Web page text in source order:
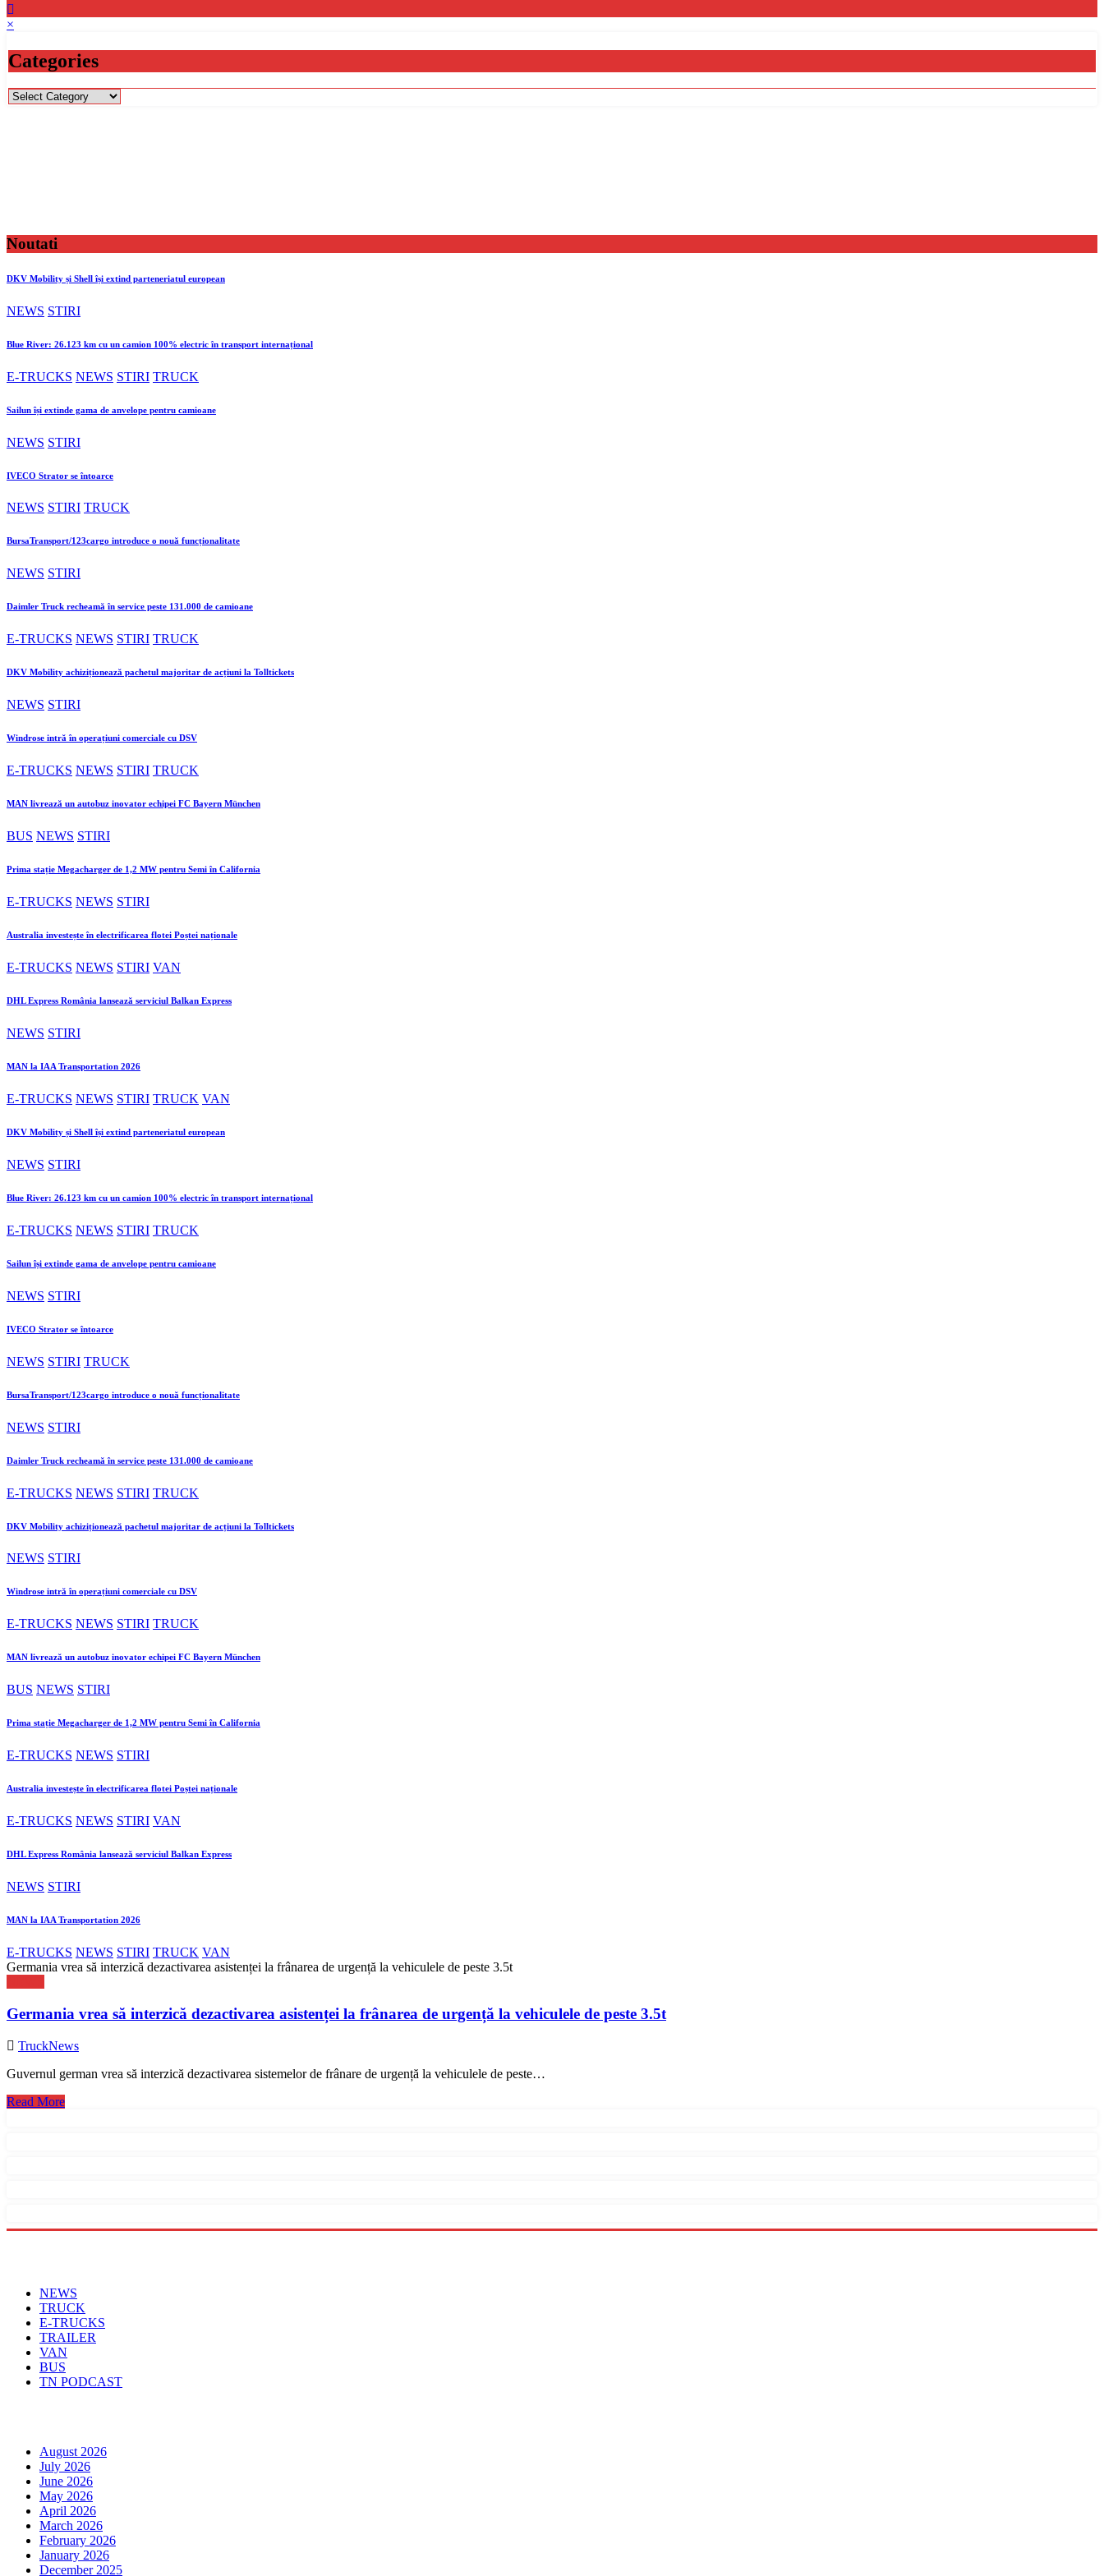
×
Categories
Categories
Noutati
DKV Mobility și Shell își extind parteneriatul european
NEWS STIRI
Blue River: 26.123 km cu un camion 100% electric în transport internațional
E-TRUCKS NEWS STIRI TRUCK
Sailun își extinde gama de anvelope pentru camioane
NEWS STIRI
IVECO Strator se întoarce
NEWS STIRI TRUCK
BursaTransport/123cargo introduce o nouă funcționalitate
NEWS STIRI
Daimler Truck recheamă în service peste 131.000 de camioane
E-TRUCKS NEWS STIRI TRUCK
DKV Mobility achiziționează pachetul majoritar de acțiuni la Tolltickets
NEWS STIRI
Windrose intră în operațiuni comerciale cu DSV
E-TRUCKS NEWS STIRI TRUCK
MAN livrează un autobuz inovator echipei FC Bayern München
BUS NEWS STIRI
Prima stație Megacharger de 1,2 MW pentru Semi în California
E-TRUCKS NEWS STIRI
Australia investește în electrificarea flotei Poștei naționale
E-TRUCKS NEWS STIRI VAN
DHL Express România lansează serviciul Balkan Express
NEWS STIRI
MAN la IAA Transportation 2026
E-TRUCKS NEWS STIRI TRUCK VAN
DKV Mobility și Shell își extind parteneriatul european
NEWS STIRI
Blue River: 26.123 km cu un camion 100% electric în transport internațional
E-TRUCKS NEWS STIRI TRUCK
Sailun își extinde gama de anvelope pentru camioane
NEWS STIRI
IVECO Strator se întoarce
NEWS STIRI TRUCK
BursaTransport/123cargo introduce o nouă funcționalitate
NEWS STIRI
Daimler Truck recheamă în service peste 131.000 de camioane
E-TRUCKS NEWS STIRI TRUCK
DKV Mobility achiziționează pachetul majoritar de acțiuni la Tolltickets
NEWS STIRI
Windrose intră în operațiuni comerciale cu DSV
E-TRUCKS NEWS STIRI TRUCK
MAN livrează un autobuz inovator echipei FC Bayern München
BUS NEWS STIRI
Prima stație Megacharger de 1,2 MW pentru Semi în California
E-TRUCKS NEWS STIRI
Australia investește în electrificarea flotei Poștei naționale
E-TRUCKS NEWS STIRI VAN
DHL Express România lansează serviciul Balkan Express
NEWS STIRI
MAN la IAA Transportation 2026
E-TRUCKS NEWS STIRI TRUCK VAN
Germania vrea să interzică dezactivarea asistenței la frânarea de urgență la vehiculele de peste 3.5t
Germania vrea să interzică dezactivarea asistenței la frânarea de urgență la vehiculele de peste 3.5t
TruckNews
Guvernul german vrea să interzică dezactivarea sistemelor de frânare de urgență la vehiculele de peste…
Read More
NEWS
TRUCK
E-TRUCKS
TRAILER
VAN
BUS
TN PODCAST
August 2026
July 2026
June 2026
May 2026
April 2026
March 2026
February 2026
January 2026
December 2025